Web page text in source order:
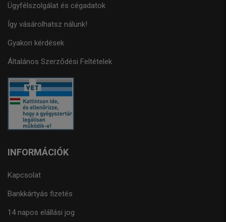
Ügyfélszolgálat és cégadatok
Így vásárolhatsz nálunk!
Gyakori kérdések
Általános Szerződési Feltételek
INFORMÁCIÓK
Kapcsolat
Bankkártyás fizetés
14 napos elállási jog